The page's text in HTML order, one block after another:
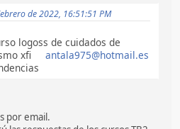
de 2022, 16:51:51 PM
logoss de cuidados de
xfi antala975@hotmail.es
por email.